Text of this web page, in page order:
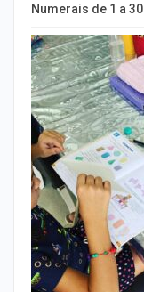
Numerais de 1 a 30